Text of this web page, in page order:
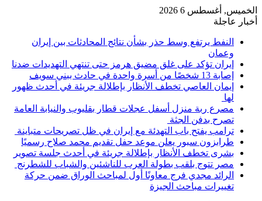
الخميس, أغسطس 6 2026
أخبار عاجلة
النفط يرتفع وسط حذر بشأن نتائج المحادثات بين إيران
وعمان
إيران تؤكد على غلق مضيق هرمز حتى تنتهي التهديدات ضدنا
إصابة 13 شخصًا من أسرة واحدة في حادث ببني سويف
إيمان العاصي تخطف الأنظار بإطلالة جريئة في أحدث ظهور
لها
مصرع ربة منزل أسفل عجلات قطار بقليوب والنيابة العامة
تصرح بدفن الجثة
ترامب يفتح باب التهدئة مع إيران في ظل تصريحات متباينة
طرابزون سبور يعلن موعد حفل تقديم محمد صلاح رسميًا
بشرى تخطف الأنظار بإطلالة جريئة في أحدث جلسة تصوير
مصر تتوج بلقب بطولة العرب للناشئين والشباب للشطرنج
الرائد مجدي فرج معاونًا أول لمباحث الوراق ضمن حركة
تغييرات مباحث الجيزة